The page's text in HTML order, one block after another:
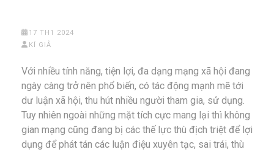
17 TH1 2024
KÍ GIẢ
Với nhiều tính năng, tiện lợi, đa dạng mạng xã hội đang
ngày càng trở nên phổ biến, có tác động mạnh mẽ tới
dư luận xã hội, thu hút nhiều người tham gia, sử dụng.
Tuy nhiên ngoài những mặt tích cực mang lại thì không
gian mạng cũng đang bị các thế lực thù địch triệt để lợi
dụng để phát tán các luận điệu xuyên tạc, sai trái, thù